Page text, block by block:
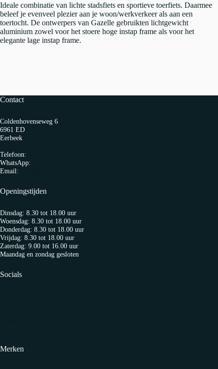
Ideale combinatie van lichte stadsfiets en sportieve toerfiets. Daarmee
beleef je evenveel plezier aan je woon/werkverkeer als aan een
toertocht. De ontwerpers van Gazelle gebruikten lichtgewicht
aluminium zowel voor het stoere hoge instap frame als voor het
elegante lage instap frame.
Contact
Coldenhovenseweg 6
6961 ED
Eerbeek
Telefoon:
WhatsApp:
Email:
Openingstijden
Dinsdag: 8.30 tot 18.00 uur
Woensdag: 8.30 tot 18.00 uur
Donderdag: 8.30 tot 18.00 uur
Vrijdag: 8.30 tot 18.00 uur
Zaterdag: 9.00 tot 16.00 uur
Maandag en zondag gesloten
Socials
Merken